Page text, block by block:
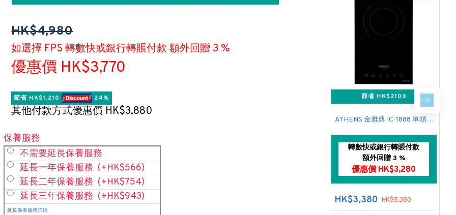
HK$4,980
如選擇 FPS 轉數快或銀行轉賬付款 額外回贈 3 %
優惠價 HK$3,770
節省 HK$1,210 24%
其他付款方式優惠價 HK$3,880
保養服務
不需要延長保養服務
延長一年保養服務 (+HK$566)
延長二年保養服務 (+HK$754)
延長三年保養服務 (+HK$943)
延長保養服務詳情
節省 HK$2100
ATHENS 金雅典 IC-1888 單頭電磁爐
轉數快或銀行轉賬付款
額外回贈 3 %
優惠價 HK$3,280
HK$3,380 HK$5,380